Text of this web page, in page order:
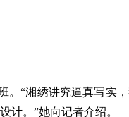
“湘绣讲究逼真写实
计。”她向记者介绍。